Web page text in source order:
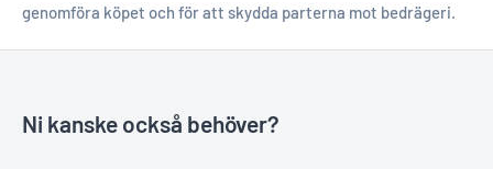
genomföra köpet och för att skydda parterna mot bedrägeri.
Ni kanske också behöver?